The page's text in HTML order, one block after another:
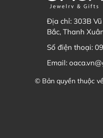
Địa chỉ: 303B
Bắc, Thanh
Số điện thoại:
Email:
© Bản quyền thuộc